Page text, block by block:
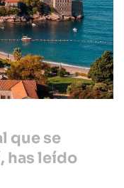
que se
has leído